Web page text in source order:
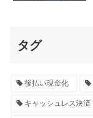
タグ
後払い現金化
キャッシュレス決済